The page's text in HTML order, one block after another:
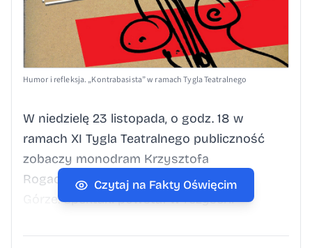
Humor i refleksja. „Kontrabasista” w ramach Tygla Teatralnego
W niedzielę 23 listopada, o godz. 18 w
ramach XI Tygla Teatralnego publiczność
zobaczy monodram Krzysztofa
Rogacewicza z Teatru Maska w Jeleniej
Górze. Spektakl powstał w reżyserii
słynnej powieści Patricka Süskinda.
Czytaj na Fakty Oświęcim